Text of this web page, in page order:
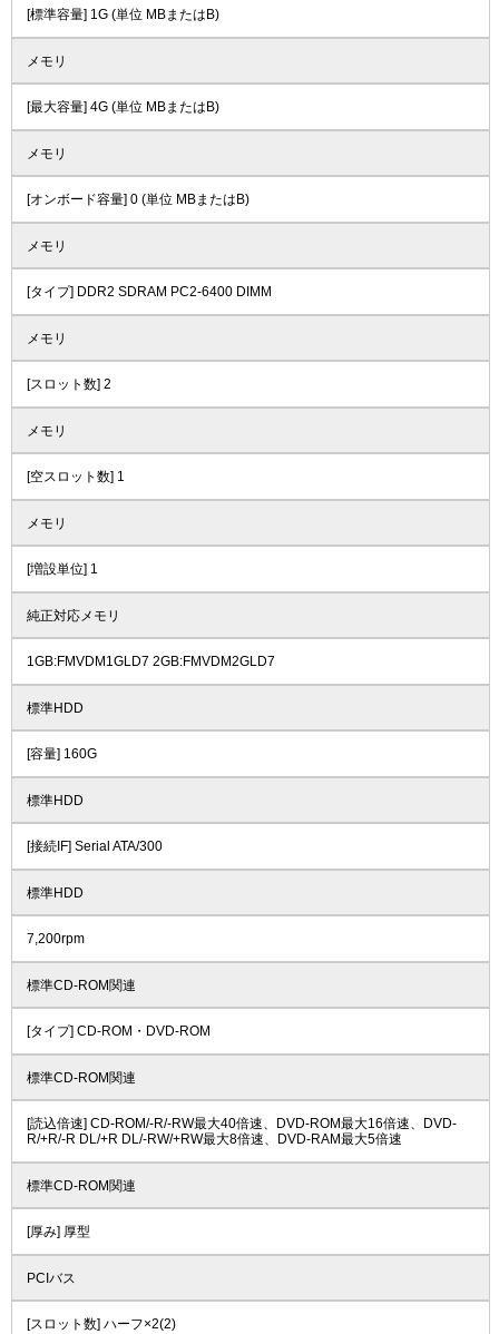
[標準容量] 1G (単位 MBまたはB)
メモリ
[最大容量] 4G (単位 MBまたはB)
メモリ
[オンボード容量] 0 (単位 MBまたはB)
メモリ
[タイプ] DDR2 SDRAM PC2-6400 DIMM
メモリ
[スロット数] 2
メモリ
[空スロット数] 1
メモリ
[増設単位] 1
純正対応メモリ
1GB:FMVDM1GLD7 2GB:FMVDM2GLD7
標準HDD
[容量] 160G
標準HDD
[接続IF] Serial ATA/300
標準HDD
7,200rpm
標準CD-ROM関連
[タイプ] CD-ROM・DVD-ROM
標準CD-ROM関連
[読込倍速] CD-ROM/-R/-RW最大40倍速、DVD-ROM最大16倍速、DVD-
R/+R/-R DL/+R DL/-RW/+RW最大8倍速、DVD-RAM最大5倍速
標準CD-ROM関連
[厚み] 厚型
PCIバス
[スロット数] ハーフ×2(2)